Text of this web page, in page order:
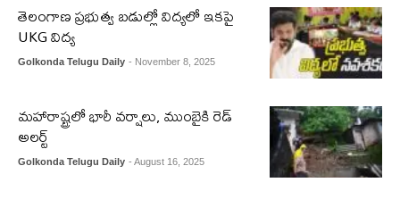
తెలంగాణ ప్రభుత్వ బడుల్లో విద్యలో ఇకపై
UKG విద్య
Golkonda Telugu Daily - November 8, 2025
మహారాష్ట్రలో భారీ వర్షాలు, ముంబైకి రెడ్
అలర్ట్
Golkonda Telugu Daily - August 16, 2025